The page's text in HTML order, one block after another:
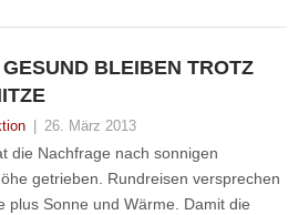
BLEIBEN TROTZ
26. März 2013
die Nachfrage nach sonnigen
getrieben. Rundreisen versprechen
plus Sonne und Wärme. Damit die